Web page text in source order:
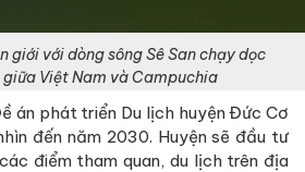
giới với dòng sông Sê San chạy dọc
Việt Nam và Campuchia
án phát triển Du lịch huyện Đức Cơ
đến năm 2030. Huyện sẽ đầu tư
điểm tham quan, du lịch trên địa